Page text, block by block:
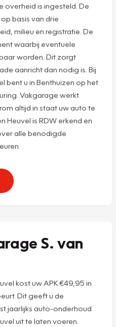
overheid is ingesteld. De
basis van drie
milieu en registratie. De
waarbij eventuele
worden. Dit zorgt
aanricht dan nodig is. Bij
bent u in Benthuizen op het
Vakgarage werkt
altijd in staat uw auto te
Heuvel is RDW erkend en
alle benodigde
S. van
kost uw APK €49,95 in
Dit geeft u de
jaarlijks auto-onderhoud
uit te laten voeren.